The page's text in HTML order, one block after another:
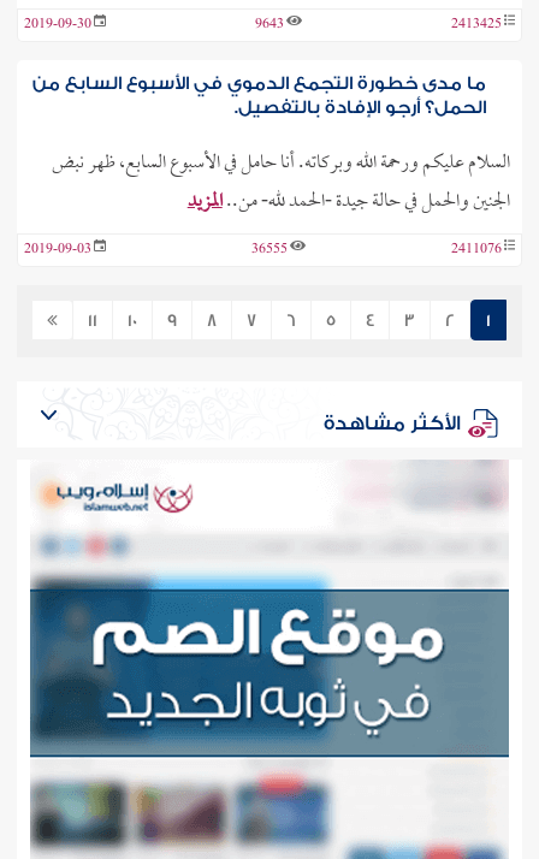
2413425
9643
2019-09-30
ما مدى خطورة التجمع الدموي في الأسبوع السابع من
الحمل؟ أرجو الإفادة بالتفصيل.
السلام عليكم ورحمة الله وبركاته. أنا حامل في الأسبوع السابع، ظهر نبض
الجنين والحمل في حالة جيدة -الحمد لله- من..المزيد
2411076
36555
2019-09-03
1
2
3
4
5
6
7
8
9
10
11
الأكثر مشاهدة